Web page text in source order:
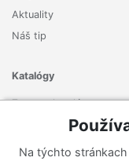
Aktuality
Náš tip
Katalógy
Zoznam katalógov
Na týchto